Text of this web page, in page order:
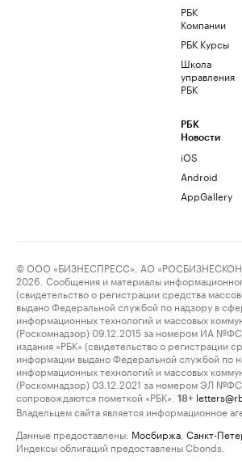
РБК
Компании
РБК Курсы
Школа
управления
РБК
РБК
Новости
iOS
Android
AppGallery
© ООО «БИЗНЕСПРЕСС», АО
2026. Сообщения и материалы
(свидетельство о регистрации средства
выдано Федеральной службой по надзору в
информационных технологий и массовых
(Роскомнадзор) 09.12.2015 за номером ИА
издания «РБК» (свидетельство о регистрации
информации выдано Федеральной службой по
информационных технологий и массовых
(Роскомнадзор) 03.12.2021 за номером ЭЛ
сопровождаются пометкой «РБК».
18+
Владельцем сайта является информационное
Данные предоставлены: Мосбиржа Санкт-
Индексы облигаций предоставлены Cbonds.